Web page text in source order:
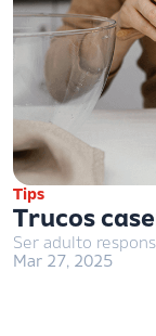
Tips
Trucos
Ser adulto
Mar 27, 2025